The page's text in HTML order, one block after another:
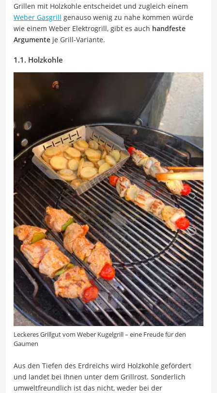
Grillen mit Holzkohle entscheidet und zugleich einem
Weber Gasgrill genauso wenig zu nahe kommen würde
wie einem Weber Elektrogrill, gibt es auch handfeste
Argumente je Grill-Variante.
1.1. Holzkohle
Leckeres Grillgut vom Weber Kugelgrill – eine Freude für den
Gaumen
Aus den Tiefen des Erdreichs wird Holzkohle gefördert
und landet bei Ihnen unter dem Grillrost. Sonderlich
umweltfreundlich ist das nicht, weder bei der